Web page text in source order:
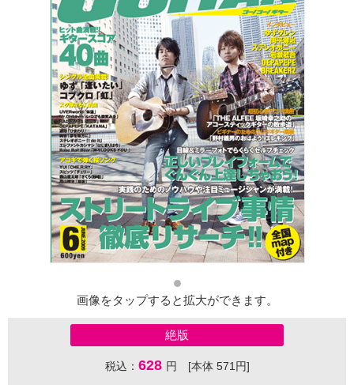
画像をタップすると拡大ができます。
絶版
税込： 628 円 [本体 571円]